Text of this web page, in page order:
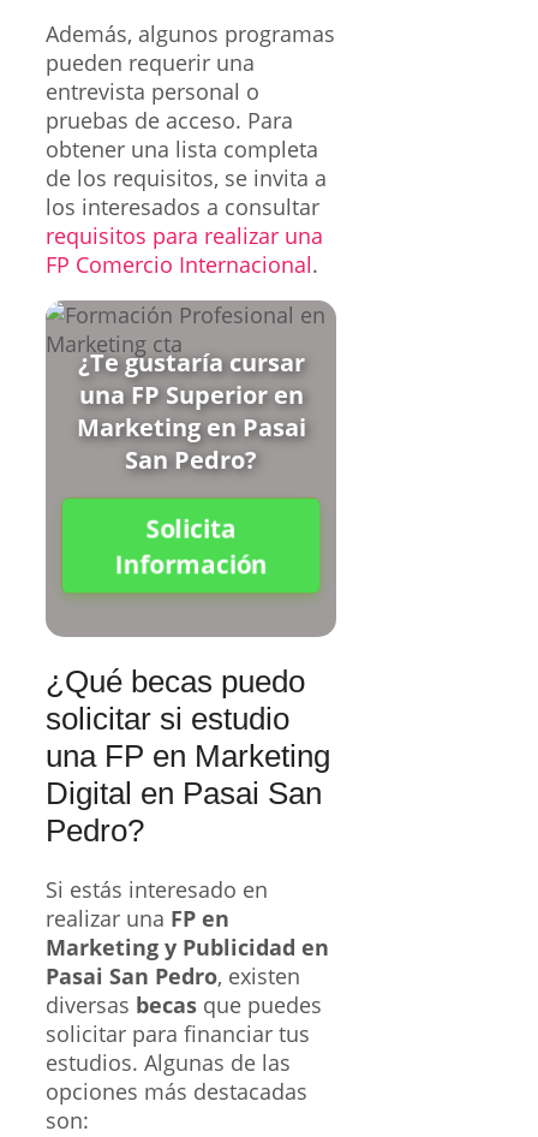
Además, algunos programas
pueden requerir una
entrevista personal o
pruebas de acceso. Para
obtener una lista completa
de los requisitos, se invita a
los interesados a consultar
requisitos para realizar una
FP Comercio Internacional.
¿Te gustaría cursar
una FP Superior en
Marketing en Pasai
San Pedro?
Solicita
Información
¿Qué becas puedo
solicitar si estudio
una FP en Marketing
Digital en Pasai San
Pedro?
Si estás interesado en
realizar una FP en
Marketing y Publicidad en
Pasai San Pedro, existen
diversas becas que puedes
solicitar para financiar tus
estudios. Algunas de las
opciones más destacadas
son: